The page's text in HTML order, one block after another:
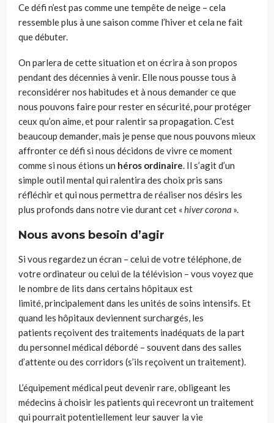
Ce défi n’est pas comme une tempête de neige – cela
ressemble plus à une saison comme l’hiveret cela ne fait
que débuter.
On parlera de cette situation et on écrira à son propos
pendant des décennies à venir. Elle nous pousse tous à
reconsidérer nos habitudes et à nous demanderce que
nous pouvons faire pour rester en sécurité,pourprotéger
ceux qu’on aime, etpourralentirsa propagation. C’est
beaucoup demander, mais je pense que nous pouvons mieux
affronter ce défi si nous décidons de vivre ce moment
comme si nous étions un héros ordinaire. Il s’agit d’un
simple outil mental qui ralentira des choix pris sans
réfléchir et qui nous permettra deréaliser nos désirs les
plus profonds dans notre vie durant cet «hiver corona ».
Nous avons besoin d’agir
Si vous regardez un écran – celui de votretéléphone, de
votre ordinateur ou celui de la télévision – vous voyezque
le nombre de lits dans certains hôpitaux est
limité,principalement dans les unités de soins intensifs. Et
quand les hôpitaux deviennent surchargés, les
patients reçoiventdes traitements inadéquats de la part
du personnel médical débordé – souvent dans des salles
d’attente ou des corridors (s’ils reçoivent un traitement).
L’équipement médical peut devenirrare, obligeant les
médecins à choisir les patients qui recevront un traitement
qui pourraitpotentiellement leur sauver la vie